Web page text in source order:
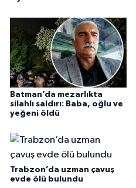
Batman’da mezarlıkta
silahlı saldırı: Baba, oğlu ve
yeğeni öldü
Trabzon’da uzman çavuş
evde ölü bulundu